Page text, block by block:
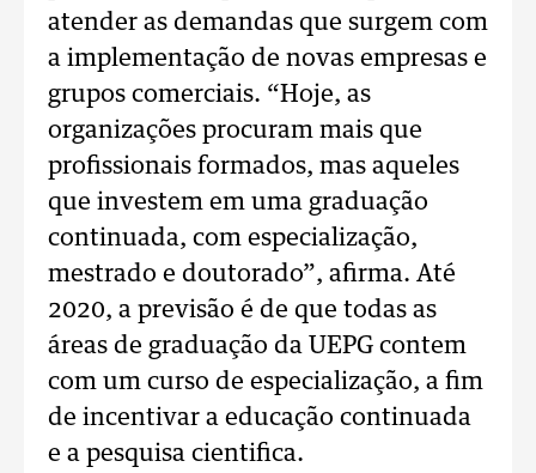
atender as demandas que surgem com
a implementação de novas empresas e
grupos comerciais. “Hoje, as
organizações procuram mais que
profissionais formados, mas aqueles
que investem em uma graduação
continuada, com especialização,
mestrado e doutorado”, afirma. Até
2020, a previsão é de que todas as
áreas de graduação da UEPG contem
com um curso de especialização, a fim
de incentivar a educação continuada
e a pesquisa cientifica.